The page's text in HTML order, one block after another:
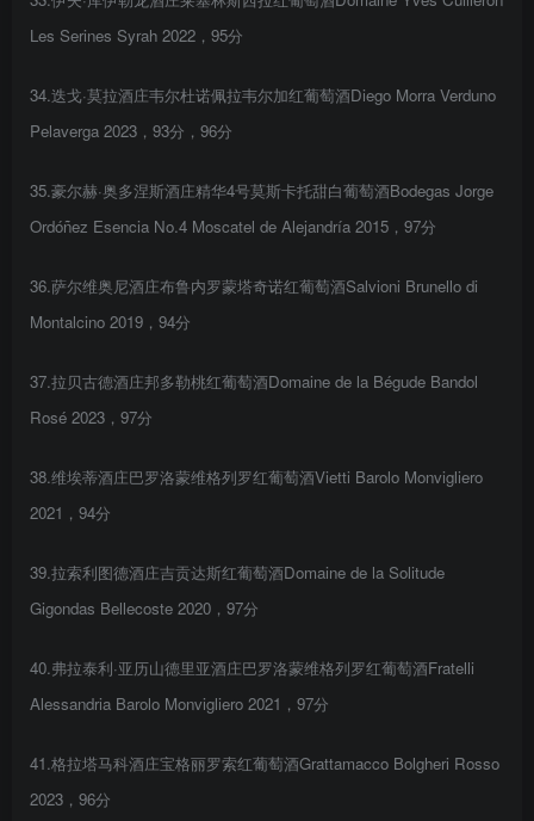
Les Serines Syrah 2022，95分
34.迭戈·莫拉酒庄韦尔杜诺佩拉韦尔加红葡萄酒Diego Morra Verduno
Pelaverga 2023，93分，96分
35.豪尔赫·奥多涅斯酒庄精华4号莫斯卡托甜白葡萄酒Bodegas Jorge
Ordóñez Esencia No.4 Moscatel de Alejandría 2015，97分
36.萨尔维奥尼酒庄布鲁内罗蒙塔奇诺红葡萄酒Salvioni Brunello di
Montalcino 2019，94分
37.拉贝古德酒庄邦多勒桃红葡萄酒Domaine de la Bégude Bandol
Rosé 2023，97分
38.维埃蒂酒庄巴罗洛蒙维格列罗红葡萄酒Vietti Barolo Monvigliero
2021，94分
39.拉索利图德酒庄吉贡达斯红葡萄酒Domaine de la Solitude
Gigondas Bellecoste 2020，97分
40.弗拉泰利·亚历山德里亚酒庄巴罗洛蒙维格列罗红葡萄酒Fratelli
Alessandria Barolo Monvigliero 2021，97分
41.格拉塔马科酒庄宝格丽罗索红葡萄酒Grattamacco Bolgheri Rosso
2023，96分